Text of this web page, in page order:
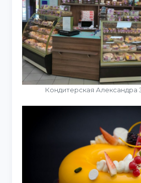
Кондитерская Александра